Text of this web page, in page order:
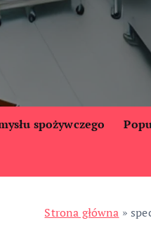
spożywczego
Strona główna »